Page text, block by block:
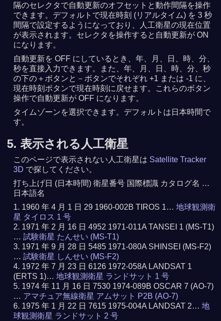
隔のセレクタで自動更新のオフセットと動作間隔を操作
できます。デフォルトで現在時刻 (リアルタイム) を 3 秒
間隔で設定するようになっており、人工衛星の現在位置
が表示されます。セレクタを操作すると自動更新が ON
になります。
自動更新を OFF にしているとき、年、月、日、時、分、
秒を直接入力できます。また、年、月、日、時、分、秒
の下の＋ボタンと－ボタンでそれぞれ +1 または -1 に、
現在時刻ボタンで現在時刻に戻せます。これらのボタン
操作で自動更新が OFF になります。
タイムゾーンを選択できます。デフォルトは日本時間で
す。
5. 表示される人工衛星
このページで表示されない人工衛星は Satellite Tracker
3D で探してください。
打ち上げ日 (日本時間) 衛星番号 国際標識 カタログ名 …
日本語名
1960 年 4 月 1 日 29 1960-002B TIROS 1…地球観測衛
星 タイロス 1 号
1971 年 2 月 16 日 4952 1971-011A TANSEI 1 (MS-T1)
…試験衛星 たんせい (MS-T1)
1971 年 9 月 28 日 5485 1971-080A SHINSEI (MS-F2)
…試験衛星 しんせい (MS-F2)
1972 年 7 月 23 日 6126 1972-058A LANDSAT 1
(ERTS 1)…地球観測衛星 ランドサット 1 号
1974 年 11 月 16 日 7530 1974-089B OSCAR 7 (AO-7)
… アマチュア無線衛星 アムサット P2B (AO-7)
1975 年 1 月 22 日 7615 1975-004A LANDSAT 2…地
球観測衛星 ランドサット 2 号